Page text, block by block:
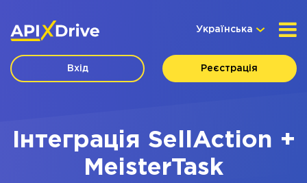
Українська
Вхід Реєстрація
Інтеграція SellAction +
MeisterTask